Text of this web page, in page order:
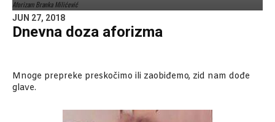
Aforizam Branka Milićević
JUN 27, 2018
Dnevna doza aforizma
Mnoge prepreke preskočimo ili zaobiđemo, zid nam dođe
glave.